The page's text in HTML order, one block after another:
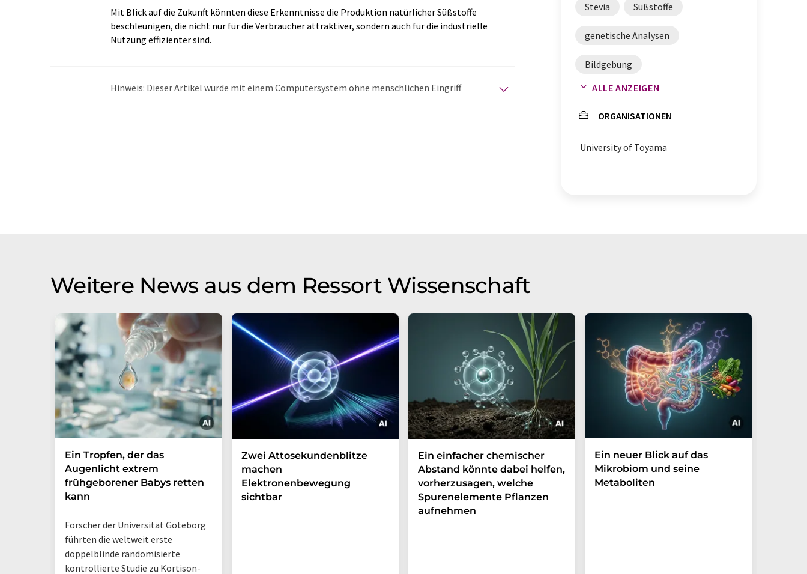
Mit Blick auf die Zukunft könnten diese Erkenntnisse die Produktion natürlicher Süßstoffe
beschleunigen, die nicht nur für die Verbraucher attraktiver, sondern auch für die industrielle
Nutzung effizienter sind.
Hinweis: Dieser Artikel wurde mit einem Computersystem ohne menschlichen Eingriff
Stevia Süßstoffe
genetische Analysen
Bildgebung
Zuckeraustauschstoffe
RNA-Sequenzierung
Genaktivität
ALLE ANZEIGEN
ORGANISATIONEN
University of Toyama
Weitere News aus dem Ressort Wissenschaft
Ein Tropfen, der das
Augenlicht extrem
frühgeborener Babys retten
kann
Forscher der Universität Göteborg
führten die weltweit erste
doppelblinde randomisierte
kontrollierte Studie zu Kortison-
Zwei Attosekundenblitze
machen
Elektronenbewegung
sichtbar
Ein einfacher chemischer
Abstand könnte dabei helfen,
vorherzusagen, welche
Spurenelemente Pflanzen
aufnehmen
Ein neuer Blick auf das
Mikrobiom und seine
Metaboliten